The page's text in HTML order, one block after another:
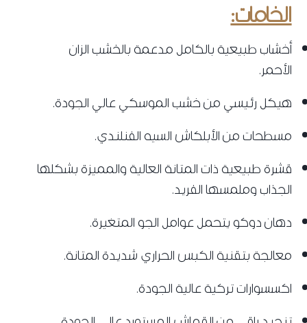
الخامات:
‌أخشاب طبيعية بالكامل مدعمة بالخشب الزان
الأحمر.
‌هيكل رئيسي من خشب الموسكي عالي الجودة.
‌مسطحات من الأبلكاش السيه الفنلندي.
قشرة طبيعية ذات المتانة العالية والمميزة بشكلها
الجذاب وملمسها الفريد.
دهان دوكو يتحمل عوامل الجو المتغيرة.
‌معالجة بتقنية الكبس الحراري شديدة المتانة.
اكسسوارات تركية عالية الجودة.